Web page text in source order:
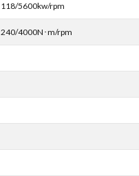
118/5600kw/rpm
240/4000N･m/rpm